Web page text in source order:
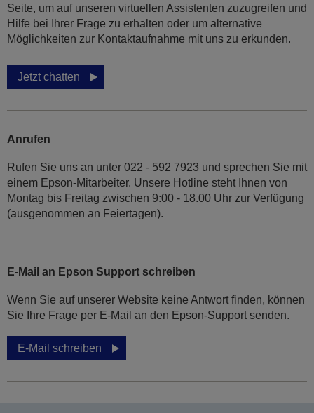
Seite, um auf unseren virtuellen Assistenten zuzugreifen und
Hilfe bei Ihrer Frage zu erhalten oder um alternative
Möglichkeiten zur Kontaktaufnahme mit uns zu erkunden.
Jetzt chatten
Anrufen
Rufen Sie uns an unter 022 - 592 7923 und sprechen Sie mit
einem Epson-Mitarbeiter. Unsere Hotline steht Ihnen von
Montag bis Freitag zwischen 9:00 - 18.00 Uhr zur Verfügung
(ausgenommen an Feiertagen).
E-Mail an Epson Support schreiben
Wenn Sie auf unserer Website keine Antwort finden, können
Sie Ihre Frage per E-Mail an den Epson-Support senden.
E-Mail schreiben